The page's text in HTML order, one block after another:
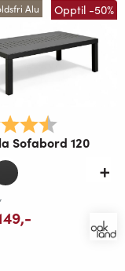
Alu Opptil -50%
Sofabord 120
,-